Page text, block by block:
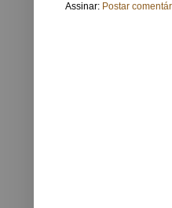
Assinar: Postar